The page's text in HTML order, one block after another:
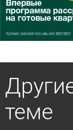
теме